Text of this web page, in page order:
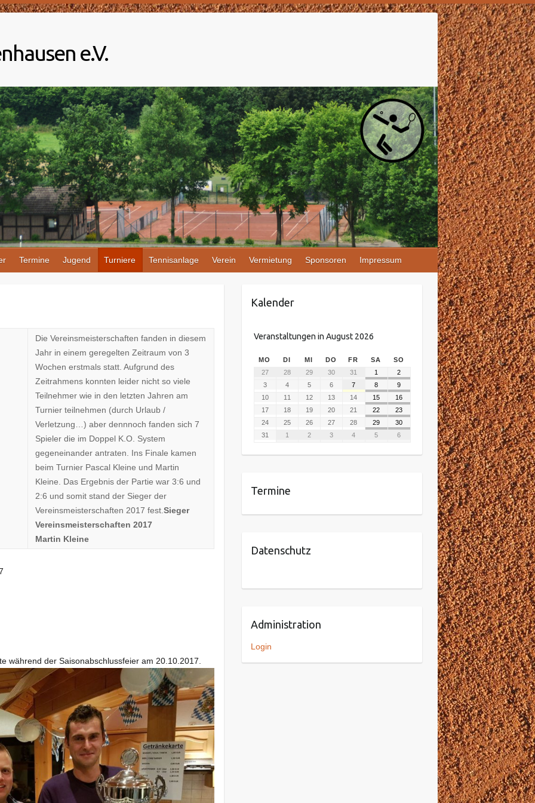
e.V.
Termine Jugend Turniere Tennisanlage Verein Vermietung Sponsoren Impressum
Die Vereinsmeisterschaften fanden in diesem
Jahr in einem geregelten Zeitraum von 3
Wochen erstmals statt. Aufgrund des
Zeitrahmens konnten leider nicht so viele
Teilnehmer wie in den letzten Jahren am
Turnier teilnehmen (durch Urlaub /
Verletzung…) aber dennnoch fanden sich 7
Spieler die im Doppel K.O. System
gegeneinander antraten. Ins Finale kamen
beim Turnier Pascal Kleine und Martin
Kleine. Das Ergebnis der Partie war 3:6 und
2:6 und somit stand der Sieger der
Vereinsmeisterschaften 2017 fest.Sieger
Vereinsmeisterschaften 2017
Martin Kleine
während der Saisonabschlussfeier am 20.10.2017.
Kalender
Veranstaltungen in August 2026
MO DI MI DO FR SA
SO
27
28 29 30 31 1
2
3
4 5 6 7 8
9
10
11 12 13 14 15
16
17
18 19 20 21 22
23
24
25 26 27 28 29
30
31
1 2 3 4 5 6
Termine
Datenschutz
Administration
Login